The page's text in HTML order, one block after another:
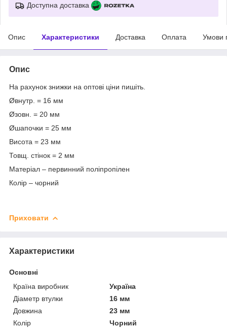
Доступна доставка
Опис Характеристики Доставка Оплата Умови
Опис
На рахунок знижки на оптові ціни пишіть.
Øвнутр. = 16 мм
Øзовн. = 20 мм
Øшапочки = 25 мм
Висота = 23 мм
Товщ. стінок = 2 мм
Матеріал – первинний поліпропілен
Колір – чорний
Приховати
Характеристики
Основні
Країна виробник
Україна
Діаметр втулки
16 мм
Довжина
23 мм
Колір
Чорний